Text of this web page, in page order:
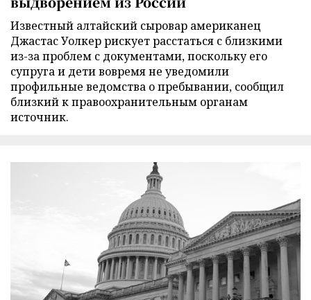
Известный алтайский сыровар американец
Джастас Уолкер рискует расстаться с близкими
из-за проблем с документами, поскольку его
супруга и дети вовремя не уведомили
профильные ведомства о пребывании, сообщил
близкий к правоохранительным органам
источник.